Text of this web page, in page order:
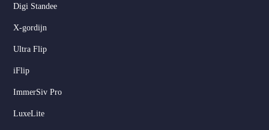
Digi Standee
X-gordijn
Ultra Flip
iFlip
ImmerSiv Pro
LuxeLite